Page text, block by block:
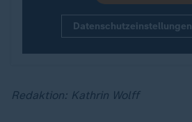
Redaktion: Kathrin Wolff